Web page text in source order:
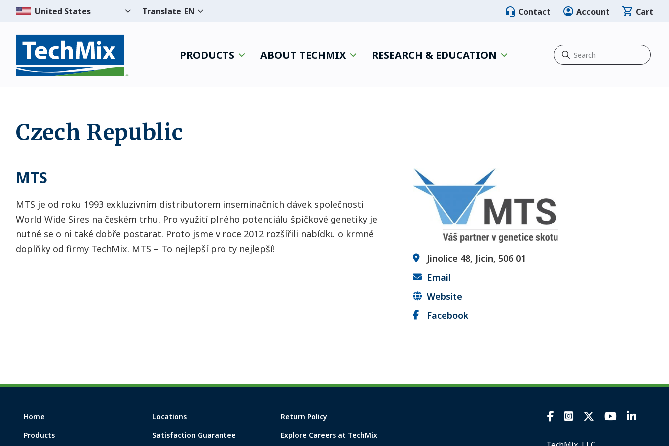
Translate EN Contact Account Cart
PRODUCTS ABOUT TECHMIX RESEARCH & EDUCATION
Czech Republic
MTS
MTS je od roku 1993 exkluzivním distributorem inseminačních dávek společnosti
World Wide Sires na českém trhu. Pro využití plného potenciálu špičkové genetiky je
nutné se o ni také dobře postarat. Proto jsme v roce 2012 rozšířili nabídku o krmné
doplňky od firmy TechMix. MTS – To nejlepší pro ty nejlepší!
Jinolice 48, Jicin, 506 01
Email
Website
Facebook
Home
Products
Locations
Satisfaction Guarantee
Return Policy
Explore Careers at TechMix